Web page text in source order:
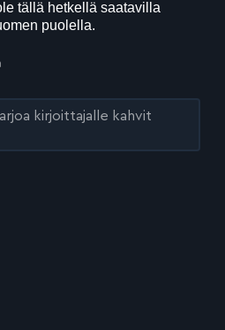
kirjoittajalle kahvit